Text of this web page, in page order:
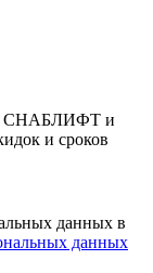
СНАБЛИФТ и
и сроков
данных в
данных